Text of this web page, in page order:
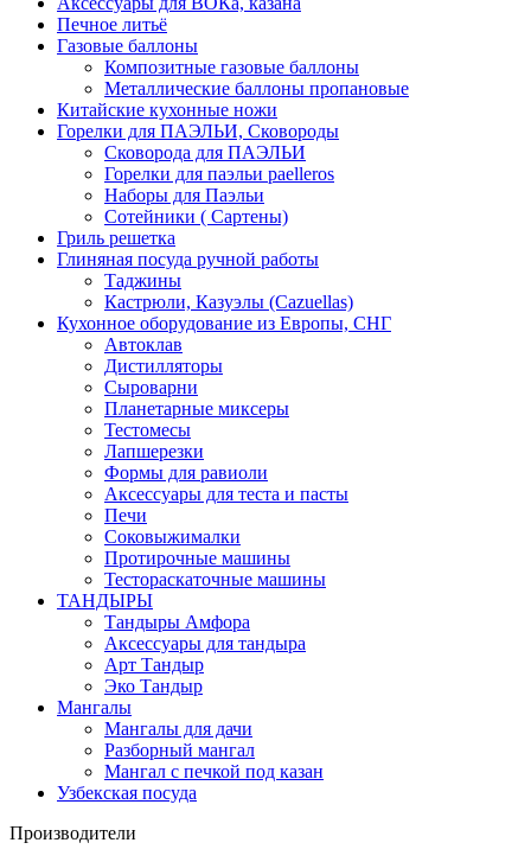
Печное литьё
Газовые баллоны
Композитные газовые баллоны
Металлические баллоны пропановые
Китайские кухонные ножи
Горелки для ПАЭЛЬИ, Сковороды
Сковорода для ПАЭЛЬИ
Горелки для паэльи paelleros
Наборы для Паэльи
Сотейники ( Сартены)
Гриль решетка
Глиняная посуда ручной работы
Таджины
Кастрюли, Казуэлы (Cazuellas)
Кухонное оборудование из Европы, СНГ
Автоклав
Дистилляторы
Сыроварни
Планетарные миксеры
Тестомесы
Лапшерезки
Формы для равиоли
Аксессуары для теста и пасты
Печи
Соковыжималки
Протирочные машины
Тестораскаточные машины
ТАНДЫРЫ
Тандыры Амфора
Аксессуары для тандыра
Арт Тандыр
Эко Тандыр
Мангалы
Мангалы для дачи
Разборный мангал
Мангал с печкой под казан
Узбекская посуда
Производители